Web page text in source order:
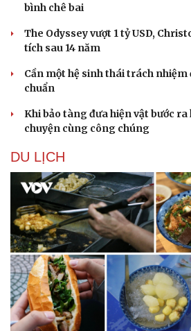
bình chê bai
The Odyssey vượt 1 tỷ USD,
tích sau 14 năm
Cần một hệ sinh thái trách nhiệm
chuẩn
Khi bảo tàng đưa hiện vật bước
chuyện cùng công chúng
DU LỊCH